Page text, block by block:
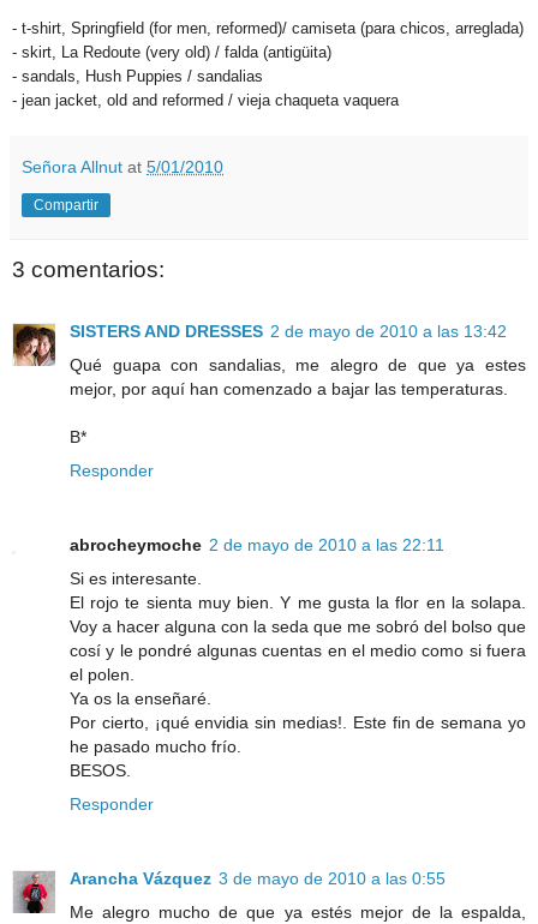
- t-shirt, Springfield (for men, reformed)/ camiseta (para chicos, arreglada)
- skirt, La Redoute (very old) / falda (antigüita)
- sandals, Hush Puppies / sandalias
- jean jacket, old and reformed / vieja chaqueta vaquera
Señora Allnut at 5/01/2010
Compartir
3 comentarios:
SISTERS AND DRESSES 2 de mayo de 2010 a las 13:42
Qué guapa con sandalias, me alegro de que ya estes
mejor, por aquí han comenzado a bajar las temperaturas.
B*
Responder
abrocheymoche 2 de mayo de 2010 a las 22:11
Si es interesante.
El rojo te sienta muy bien. Y me gusta la flor en la solapa.
Voy a hacer alguna con la seda que me sobró del bolso que
cosí y le pondré algunas cuentas en el medio como si fuera
el polen.
Ya os la enseñaré.
Por cierto, ¡qué envidia sin medias!. Este fin de semana yo
he pasado mucho frío.
BESOS.
Responder
Arancha Vázquez 3 de mayo de 2010 a las 0:55
Me alegro mucho de que ya estés mejor de la espalda,